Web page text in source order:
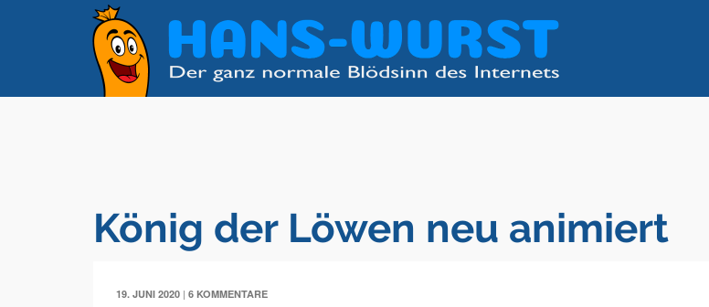
König der Löwen neu animiert
19. JUNI 2020 | 6 KOMMENTARE